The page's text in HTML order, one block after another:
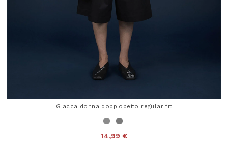
Giacca donna doppiopetto regular fit
14,99 €